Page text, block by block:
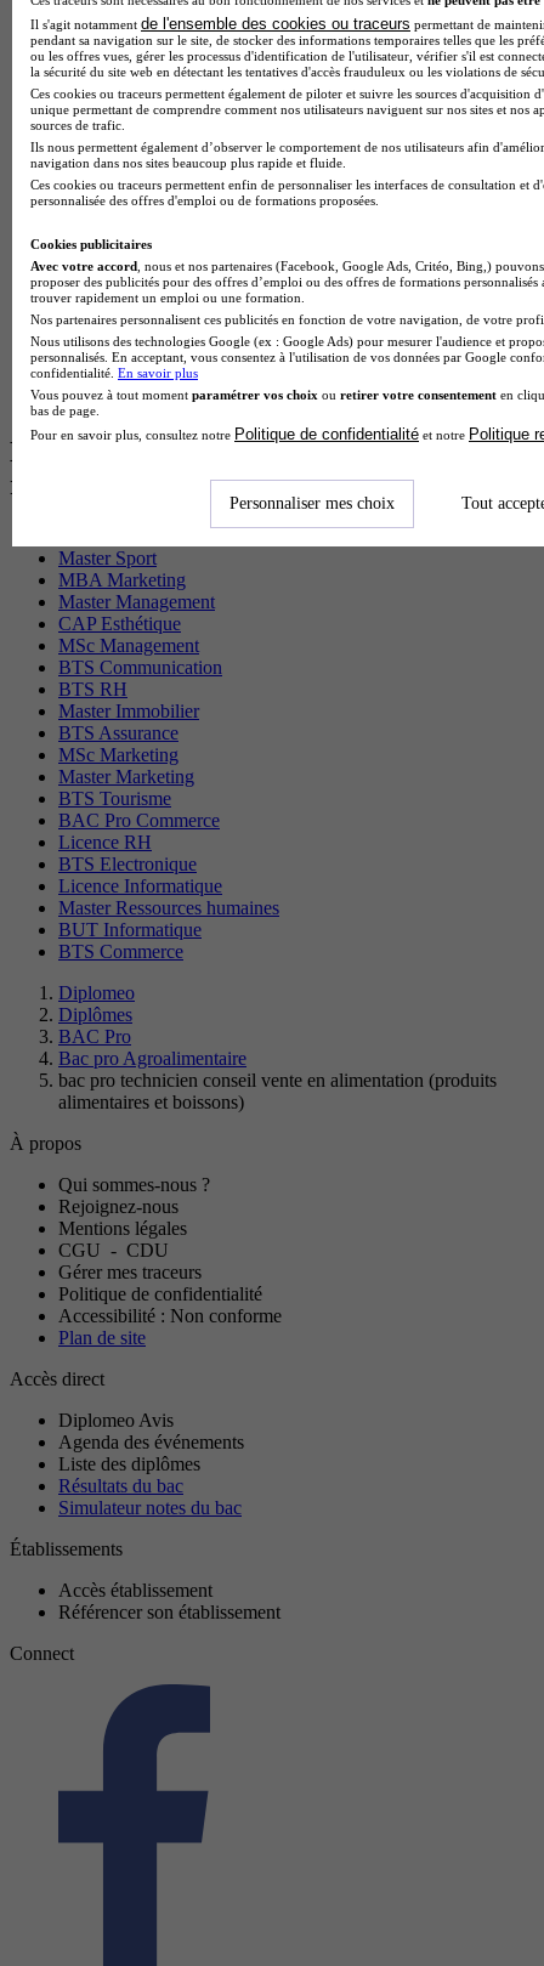
BTS Dietetique en alternance
BTS Mco en alternance
BTS Pi en alternance
BTS Sp3s en alternance
Master CCA en alternance
BTS Ndrc en alternance
BTS Sam en alternance
Cap Fleuriste en alternance
BTS Sio en alternance
MSc Marketing Digital en alternance
Cap Electricien en alternance
BTS Gpn en alternance
BTS Domotique en alternance
BAC Pro Agora en alternance
BTS Sta en alternance
BTS Iris en alternance
BTS Tpl en alternance
BTS Ati en alternance
Les diplômes par filière les plus
recherchés
Master Sport
MBA Marketing
Master Management
CAP Esthétique
MSc Management
BTS Communication
BTS RH
Master Immobilier
BTS Assurance
MSc Marketing
Master Marketing
BTS Tourisme
BAC Pro Commerce
Licence RH
BTS Electronique
Licence Informatique
Master Ressources humaines
BUT Informatique
BTS Commerce
Diplomeo
Diplômes
BAC Pro
Bac pro Agroalimentaire
bac pro technicien conseil vente en alimentation (produits
alimentaires et boissons)
À propos
Qui sommes-nous ?
Rejoignez-nous
Mentions légales
CGU - CDU
Gérer mes traceurs
Politique de confidentialité
Accessibilité : Non conforme
Plan de site
Accès direct
Diplomeo Avis
Agenda des événements
Liste des diplômes
Résultats du bac
Simulateur notes du bac
Établissements
Accès établissement
Référencer son établissement
Connect
Il s'agit notamment de l'ensemble des cookies ou traceurs permettant de
pendant sa navigation sur le site, de stocker des informations temporaires telles que les
ou les offres vues, gérer les processus d'identification de l'utilisateur, vérifier s'il est
la sécurité du site web en détectant les tentatives d'accès frauduleux ou les violations de
Ces cookies ou traceurs permettent également de piloter et suivre les sources d'acquisition
unique permettant de comprendre comment nos utilisateurs naviguent sur nos sites et nos
sources de trafic.
Ils nous permettent également d’observer le comportement de nos utilisateurs afin
navigation dans nos sites beaucoup plus rapide et fluide.
Ces cookies ou traceurs permettent enfin de personnaliser les interfaces de consultation et
personnalisée des offres d'emploi ou de formations proposées.
Cookies publicitaires
Avec votre accord , nous et nos partenaires (Facebook, Google Ads, Critéo, Bing,)
proposer des publicités pour des offres d’emploi ou des offres de formations
trouver rapidement un emploi ou une formation.
Nos partenaires personnalisent ces publicités en fonction de votre navigation, de votre
Nous utilisons des technologies Google (ex : Google Ads) pour mesurer l'audience et
personnalisés. En acceptant, vous consentez à l'utilisation de vos données par Google
confidentialité. En savoir plus
Vous pouvez à tout moment paramétrer vos choix ou retirer votre consentement en
bas de page.
Pour en savoir plus, consultez notre Politique de confidentialité et notre Politique
Personnaliser mes choix Tout